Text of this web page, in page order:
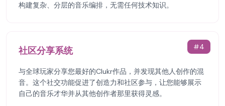
构建复杂、分层的音乐编排，无需任何技术知识。
#4
社区分享系统
与全球玩家分享您最好的Clukr作品，并发现其他人创作的混
音。这个社交功能促进了创造力和社区参与，让您能够展示
自己的音乐才华并从其他创作者那里获得灵感。